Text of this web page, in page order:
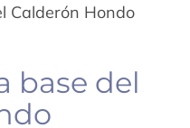
Calderón Hondo
base del